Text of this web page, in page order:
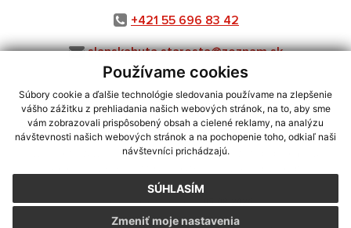
Používame cookies
Súbory cookie a ďalšie technológie sledovania používame na zlepšenie
vášho zážitku z prehliadania našich webových stránok, na to, aby sme
vám zobrazovali prispôsobený obsah a cielené reklamy, na analýzu
návštevnosti našich webových stránok a na pochopenie toho, odkiaľ naši
návštevníci prichádzajú.
SÚHLASÍM
Zmeniť moje nastavenia
+421 55 696 83 42
slanskahuta.starosta@zoznam.sk
využite možnosť získavania aktuálnych informácií s využitím RSS
CMS systém (redakčný) systém ECHELON 2,Mapa stránok,web portál
webex.digital, s.r.o.,domény,registrácia domény
Posledná aktualizácia:05.08.2026